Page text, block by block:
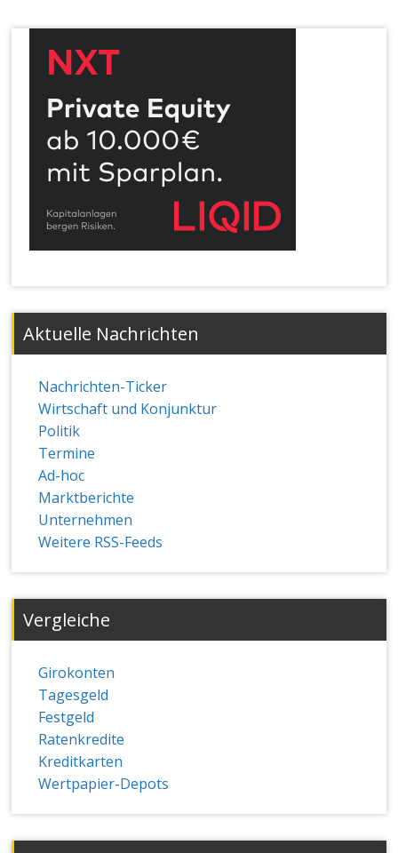
Aktuelle Nachrichten
Nachrichten-Ticker
Wirtschaft und Konjunktur
Politik
Termine
Ad-hoc
Marktberichte
Unternehmen
Weitere RSS-Feeds
Vergleiche
Girokonten
Tagesgeld
Festgeld
Ratenkredite
Kreditkarten
Wertpapier-Depots